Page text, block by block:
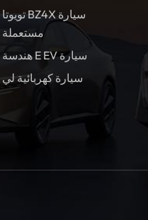
تويوتا BZ4X سيارة
مستعملة
هندسة E EV سيارة
سيارة كهربائية لي